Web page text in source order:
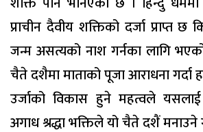
प्राचीन दैवीय शक्तिको दर्जा प्राप्त छ
जन्म असत्यको नाश गर्नका लागि
चैते दशैमा माताको पूजा आराधना गर्दा
उर्जाको विकास हुने महत्वले
अगाध श्रद्धा भक्तिले यो चैते दशैं मनाउने